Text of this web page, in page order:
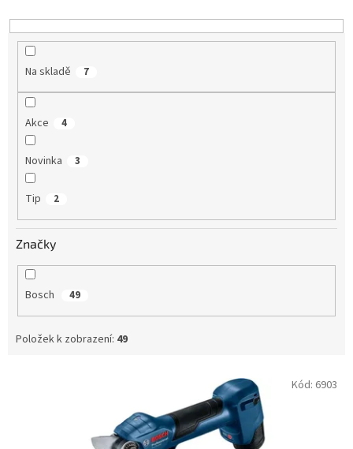
k
t
Na skladě 7
Akce 4
Novinka 3
Tip 2
Značky
Bosch 49
Položek k zobrazení: 49
Kód: 6903